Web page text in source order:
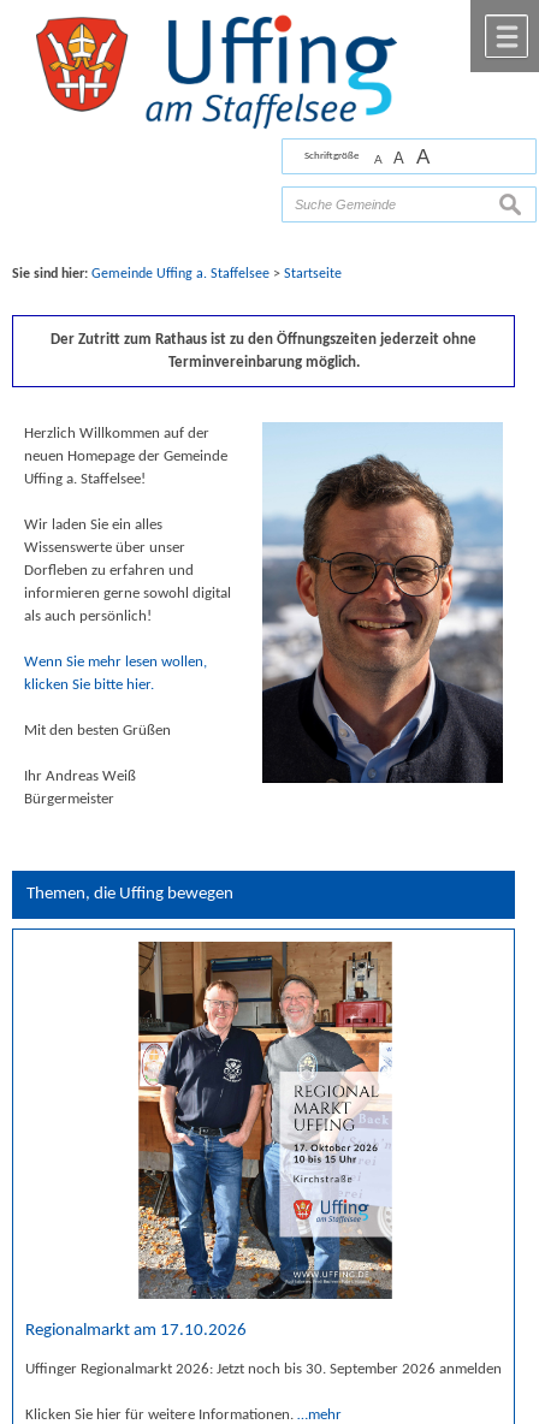
Schriftgröße A A A
Bilder mit freundlicher Unterstützung von FotografFlorian Werner
Sie sind hier: Gemeinde Uffing a. Staffelsee > Startseite
Der Zutritt zum Rathaus ist zu den Öffnungszeiten jederzeit ohne
Terminvereinbarung möglich.
Herzlich Willkommen auf der
neuen Homepage der Gemeinde
Uffing a. Staffelsee!
Wir laden Sie ein alles
Wissenswerte über unser
Dorfleben zu erfahren und
informieren gerne sowohl digital
als auch persönlich!
Wenn Sie mehr lesen wollen,
klicken Sie bitte hier.
Mit den besten Grüßen
Ihr Andreas Weiß
Bürgermeister
Themen, die Uffing bewegen
Regionalmarkt am 17.10.2026
Uffinger Regionalmarkt 2026: Jetzt noch bis 30. September 2026 anmelden
Klicken Sie hier für weitere Informationen. …mehr